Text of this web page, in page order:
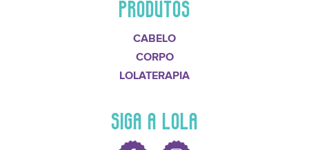
CABELO
CORPO
LOLATERAPIA
SIGA A LOLA